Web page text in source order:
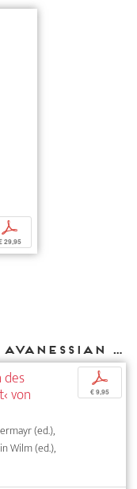
p
29,95
Other texts by Armen Avanessian for DIAPHANES
von
(ed.),
Wilm (ed.),
p
€ 9,95